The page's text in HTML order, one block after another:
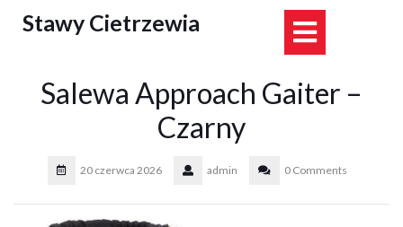
Stawy Cietrzewia
Salewa Approach Gaiter –
Czarny
20 czerwca 2026 admin 0 Comments